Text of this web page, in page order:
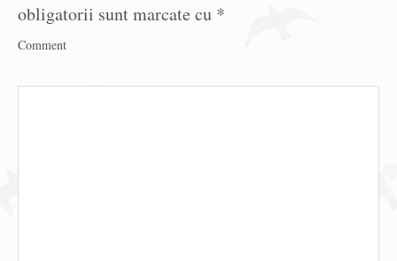
obligatorii sunt marcate cu *
Comment